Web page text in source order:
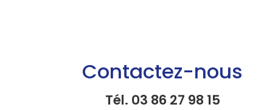
Contactez-nous
Tél. 03 86 27 98 15